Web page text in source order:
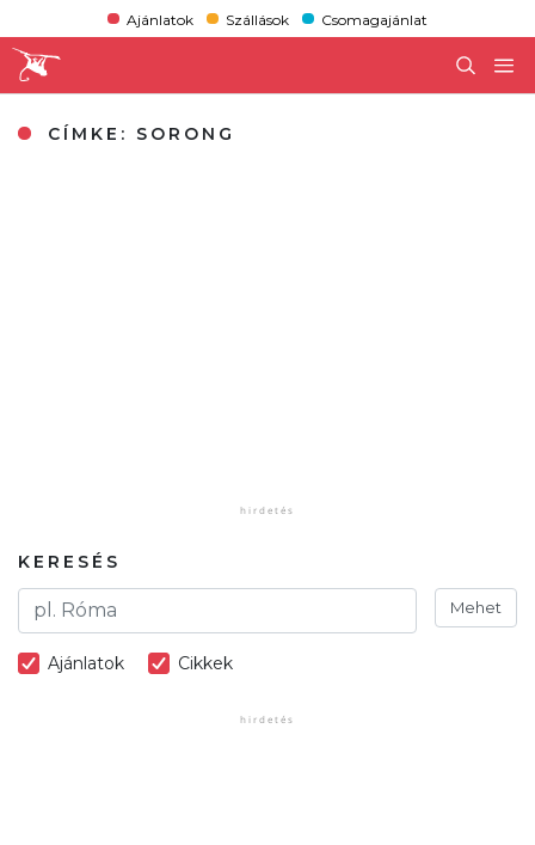
Ajánlatok Szállások Csomagajánlat
CÍMKE: SORONG
KERESÉS
Mehet
Ajánlatok Cikkek